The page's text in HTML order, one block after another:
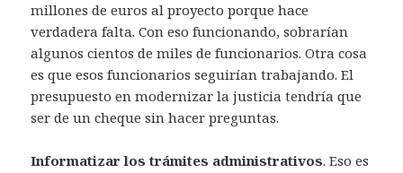
millones de euros al proyecto porque hace
verdadera falta. Con eso funcionando, sobrarían
algunos cientos de miles de funcionarios. Otra cosa
es que esos funcionarios seguirían trabajando. El
presupuesto en modernizar la justicia tendría que
ser de un cheque sin hacer preguntas.
Informatizar los trámites administrativos. Eso es